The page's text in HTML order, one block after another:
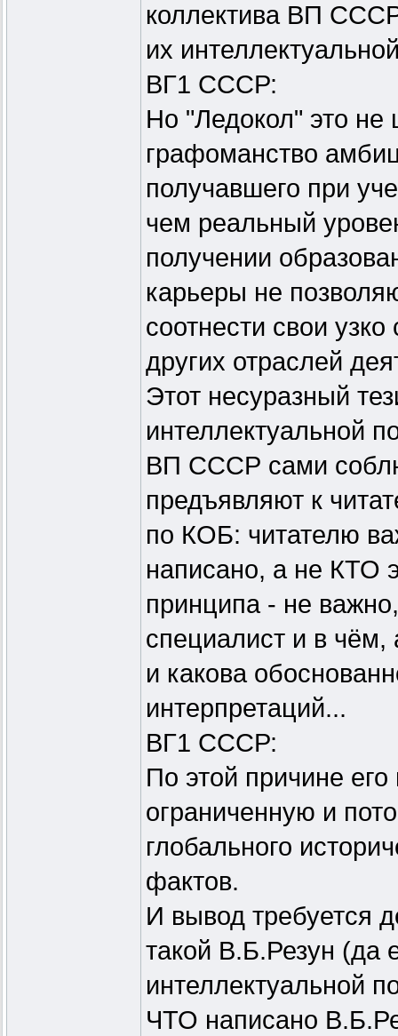
коллектива ВП
их
ВГ1 СССР:
Но "Ледокол" это
графоманство
получавшего при
чем реальный
получении
карьеры не
соотнести свои
других отраслей
Этот несуразный
интеллектуальной
ВП СССР сами
предъявляют к
по КОБ: читателю
написано, а не КТО
принципа - не
специалист и в
и какова
интерпретаций...
ВГ1 СССР:
По этой причине
ограниченную и
глобального
фактов.
И вывод требуется
такой В.Б.Резун (да
интеллектуальной
ЧТО написано